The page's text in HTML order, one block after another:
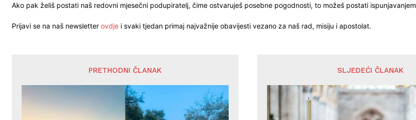
Ako pak želiš postati naš redovni mjesečni podupiratelj, čime ostvaruješ posebne pogodnosti, to možeš postati ispunjavanjem
Prijavi se na naš newsletter ovdje i svaki tjedan primaj najvažnije obavijesti vezano za naš rad, misiju i apostolat.
PRETHODNI ČLANAK SLJEDEĆI ČLANAK